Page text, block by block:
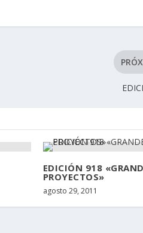
EDICIÓN 918
PROYECTOS»
agosto 29, 2011